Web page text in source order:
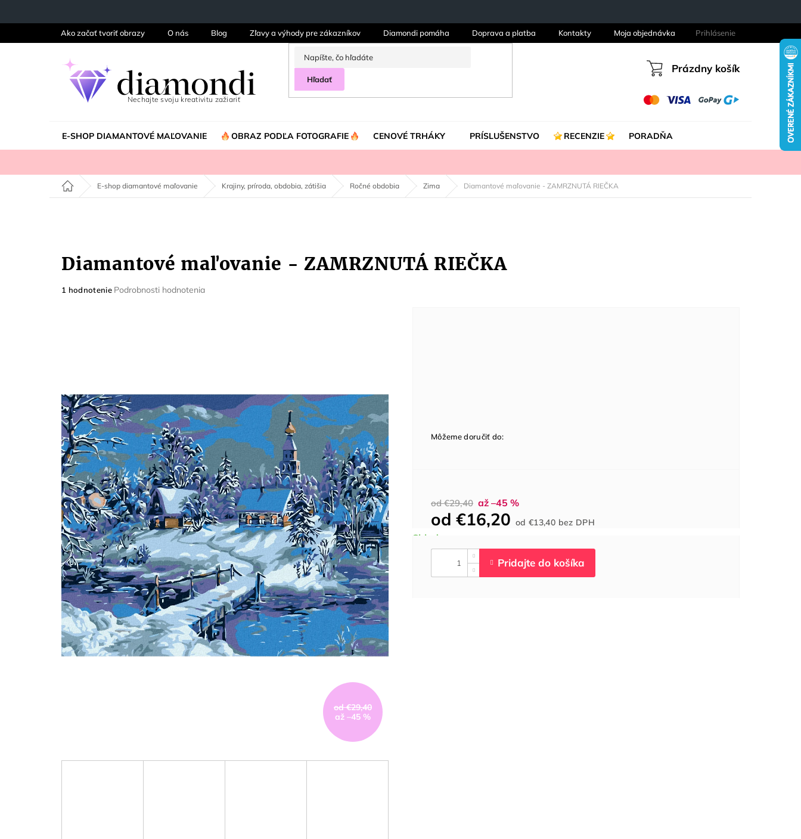
Ako začať tvoriť obrazy O nás Blog Zľavy a výhody pre zákazníkov Diamondi pomáha Doprava a platba Kontakty Moja objednávka Prihlásenie
Hľadať
Nákupný
Prázdny košík
E-SHOP DIAMANTOVÉ MAĽOVANIE OBRAZ PODĽA FOTOGRAFIE CENOVÉ TRHÁKY PRÍSLUŠENSTVO RECENZIE PORADŇA
Domov E-shop diamantové maľovanie Krajiny, príroda, obdobia, zátišia Ročné obdobia Zima Diamantové maľovanie - ZAMRZNUTÁ RIEČKA
Diamantové maľovanie - ZAMRZNUTÁ RIEČKA
Priemerné
1 hodnotenie Podrobnosti hodnotenia
od €29,40
až –45 %
od €29,40 až –45 %
od €16,20 od€13,40 bez DPHcena:
Môžeme doručiť do: